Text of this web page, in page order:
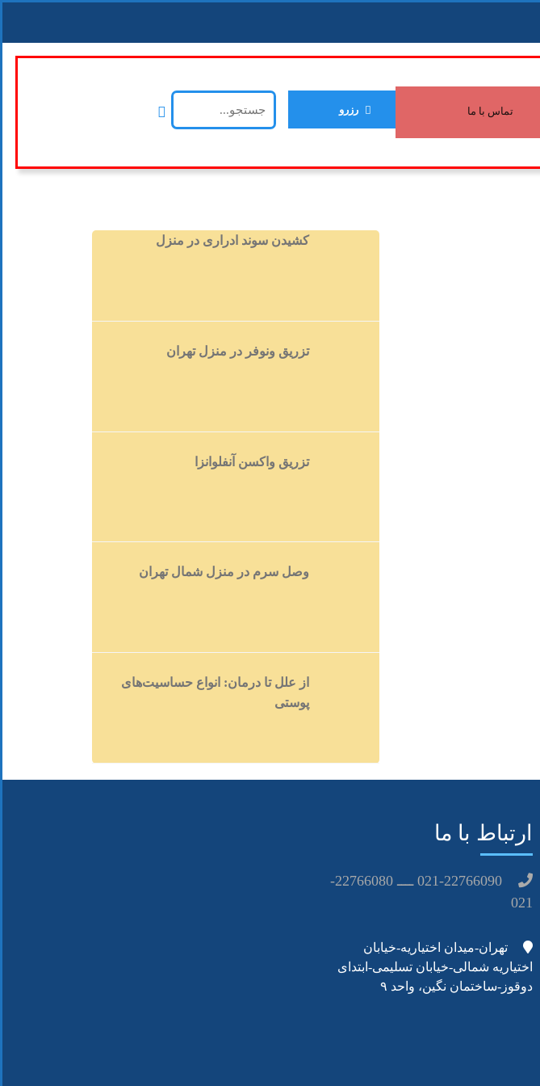
تماس با ما رزرو
کشیدن سوند ادراری در منزل
تزریق ونوفر در منزل تهران
تزریق واکسن آنفلوانزا
وصل سرم در منزل شمال تهران
از علل تا درمان: انواع حساسیت‌های
پوستی
ارتباط با ما
021-22766090 ــــ 22766080-
021
تهران-میدان اختیاریه-خیابان
اختیاریه شمالی-خیابان تسلیمی-ابتدای
دوقوز-ساختمان نگین، واحد ۹